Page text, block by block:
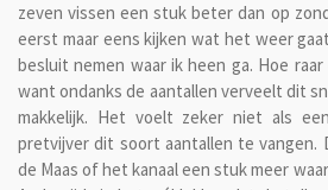
zeven vissen een stuk beter dan op
eerst maar eens kijken wat het weer
besluit nemen waar ik heen ga. Hoe
want ondanks de aantallen verveelt dit
makkelijk. Het voelt zeker niet als
pretvijver dit soort aantallen te vangen.
de Maas of het kanaal een stuk meer